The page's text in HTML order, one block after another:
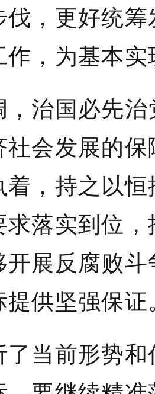
伐，更好统
作，为基本
，治国必先
社会发展的
着，持之以
求落实到位
开展反腐败
提供坚强保证
了当前形势